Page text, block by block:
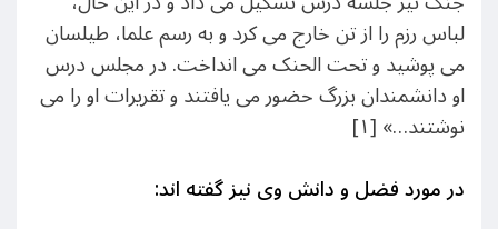
لباس رزم را از تن خارج می کرد و به رسم علما، طیلسان
می پوشید و تحت الحنک می انداخت. در مجلس درس
او دانشمندان بزرگ حضور می یافتند و تقریرات او را می
نوشتند…» [۱]
در مورد فضل و دانش وی نیز گفته اند: